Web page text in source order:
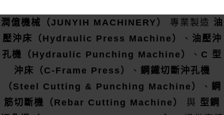
潤億機械（JUNYIH MACHINERY） 專業製造 油
壓沖床（Hydraulic Press Machine）
、 油壓沖
孔機（Hydraulic Punching Machine）
、 C 型
沖床（C-Frame Press）
、 鋼鐵切斷沖孔機
（Steel Cutting & Punching Machine）
、 鋼
筋切斷機（Rebar Cutting Machine）
與 型鋼